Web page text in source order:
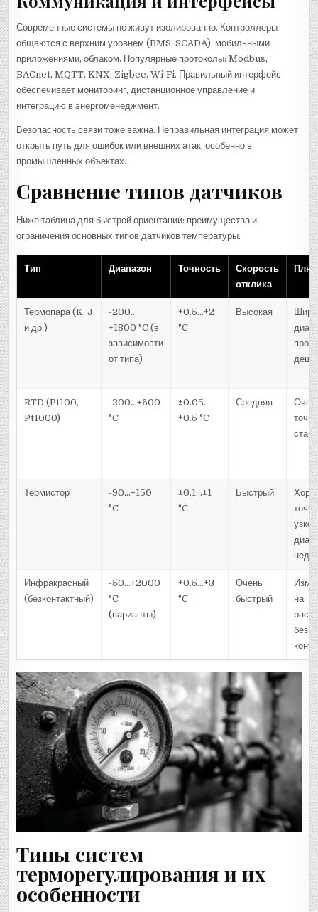
Современные системы не живут изолированно. Контроллеры
общаются с верхним уровнем (BMS, SCADA), мобильными
приложениями, облаком. Популярные протоколы: Modbus,
BACnet, MQTT, KNX, Zigbee, Wi‑Fi. Правильный интерфейс
обеспечивает мониторинг, дистанционное управление и
интеграцию в энергоменеджмент.
Безопасность связи тоже важна. Неправильная интеграция может
открыть путь для ошибок или внешних атак, особенно в
промышленных объектах.
Сравнение типов датчиков
Ниже таблица для быстрой ориентации: преимущества и
ограничения основных типов датчиков температуры.
Тип Диапазон Точность
Скорость
отклика
Термопара (K, J
и др.)
-200…
+1800 °C (в
зависимости
от типа)
±0.5…±2
°C
Высокая
RTD (Pt100,
Pt1000)
-200…+600
°C
±0.05…
±0.5 °C
Средняя
Термистор
-90…+150
°C
±0.1…±1
°C
Быстрый
Инфракрасный
(безконтактный)
-50…+2000
°C
(варианты)
±0.5…±3
°C
Очень
быстрый
на
без
Типы систем
терморегулирования и их
особенности